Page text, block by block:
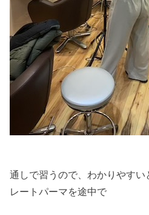
通しで習うので、わかりやすい
レートパーマを途中で